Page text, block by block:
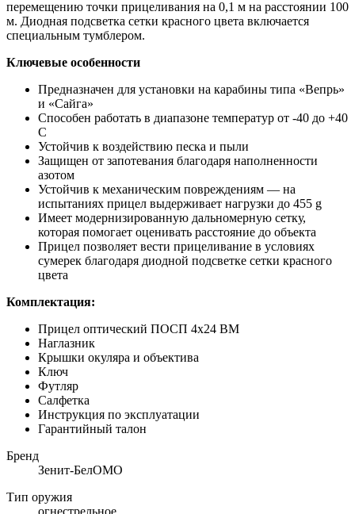
перемещению точки прицеливания на 0,1 м на расстоянии 100
м. Диодная подсветка сетки красного цвета включается
специальным тумблером.
Ключевые особенности
Предназначен для установки на карабины типа «Вепрь»
и «Сайга»
Способен работать в диапазоне температур от -40 до +40
С
Устойчив к воздействию песка и пыли
Защищен от запотевания благодаря наполненности
азотом
Устойчив к механическим повреждениям — на
испытаниях прицел выдерживает нагрузки до 455 g
Имеет модернизированную дальномерную сетку,
которая помогает оценивать расстояние до объекта
Прицел позволяет вести прицеливание в условиях
сумерек благодаря диодной подсветке сетки красного
цвета
Комплектация:
Прицел оптический ПОСП 4х24 ВМ
Наглазник
Крышки окуляра и объектива
Ключ
Футляр
Салфетка
Инструкция по эксплуатации
Гарантийный талон
Бренд
Зенит-БелОМО
Тип оружия
огнестрельное